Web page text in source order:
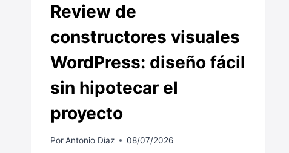
Review de
constructores visuales
WordPress: diseño fácil
sin hipotecar el
proyecto
PorAntonio Díaz 08/07/2026